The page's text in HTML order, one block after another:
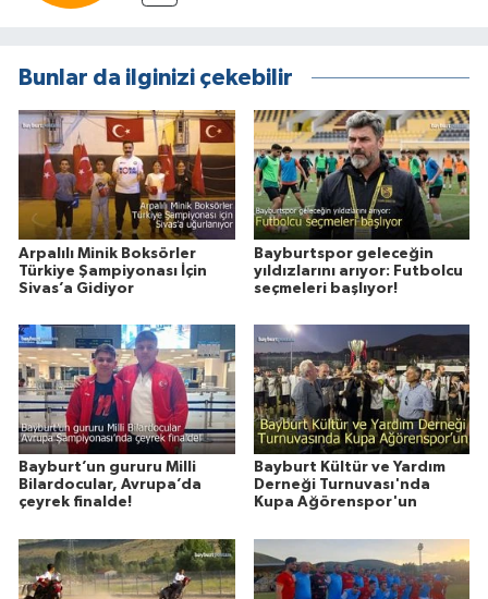
Bunlar da ilginizi çekebilir
Arpalılı Minik Boksörler
Türkiye Şampiyonası İçin
Sivas’a Gidiyor
Bayburtspor geleceğin
yıldızlarını arıyor: Futbolcu
seçmeleri başlıyor!
Bayburt’un gururu Milli
Bilardocular, Avrupa’da
çeyrek finalde!
Bayburt Kültür ve Yardım
Derneği Turnuvası'nda
Kupa Ağörenspor'un